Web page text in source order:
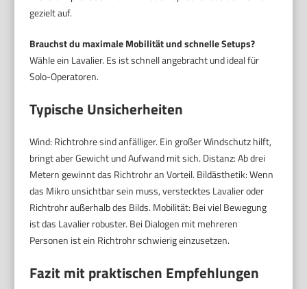
gezielt auf.
Brauchst du maximale Mobilität und schnelle Setups?
Wähle ein Lavalier. Es ist schnell angebracht und ideal für
Solo-Operatoren.
Typische Unsicherheiten
Wind: Richtrohre sind anfälliger. Ein großer Windschutz hilft,
bringt aber Gewicht und Aufwand mit sich. Distanz: Ab drei
Metern gewinnt das Richtrohr an Vorteil. Bildästhetik: Wenn
das Mikro unsichtbar sein muss, verstecktes Lavalier oder
Richtrohr außerhalb des Bilds. Mobilität: Bei viel Bewegung
ist das Lavalier robuster. Bei Dialogen mit mehreren
Personen ist ein Richtrohr schwierig einzusetzen.
Fazit mit praktischen Empfehlungen